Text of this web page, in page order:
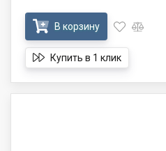
В корзину
Купить в 1 клик